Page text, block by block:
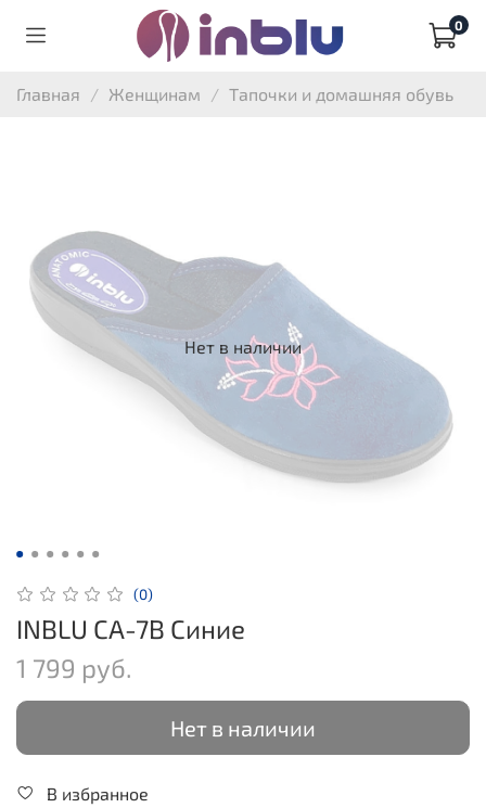
0
Главная Женщинам Тапочки и домашняя обувь
Нет в наличии
(0)
INBLU CA-7B Синие
1 799 руб.
Нет в наличии
В избранное